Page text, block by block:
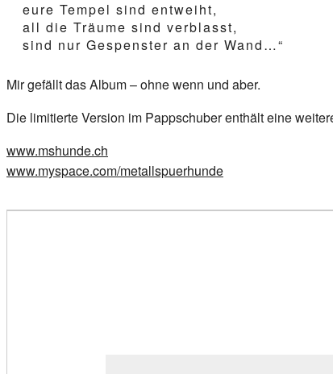
eure Tempel sind entweiht,
all die Träume sind verblasst,
sind nur Gespenster an der Wand…“
Mir gefällt das Album – ohne wenn und aber.
Die limitierte Version im Pappschuber enthält eine
www.mshunde.ch
www.myspace.com/metallspuerhunde